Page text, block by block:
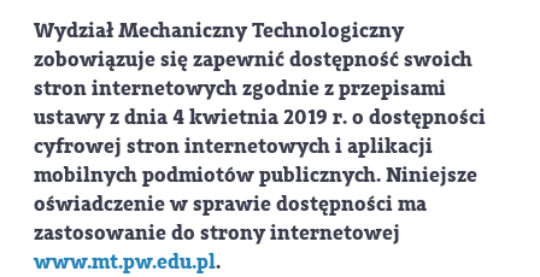
Wydział Mechaniczny Technologiczny
zobowiązuje się zapewnić dostępność swoich
stron internetowych zgodnie z przepisami
ustawy z dnia 4 kwietnia 2019 r. o dostępności
cyfrowej stron internetowych i aplikacji
mobilnych podmiotów publicznych. Niniejsze
oświadczenie w sprawie dostępności ma
zastosowanie do strony internetowej
www.mt.pw.edu.pl.